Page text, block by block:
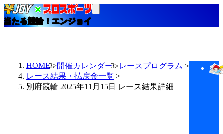
当たる競輪！エンジョイ
HOME 開催カレンダー
レースプログラム
レース結果・払戻金一覧
別府競輪 2025年11月15日 レース結果詳細